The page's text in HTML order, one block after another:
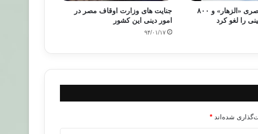
مصر تابعیت مصری «الزهار» و ۸۰۰
را لغو کرد
جنایت های وزارت اوقاف مصر در
امور دینی این کشور
۹۴/۰۱/۱۷
شده‌اند *